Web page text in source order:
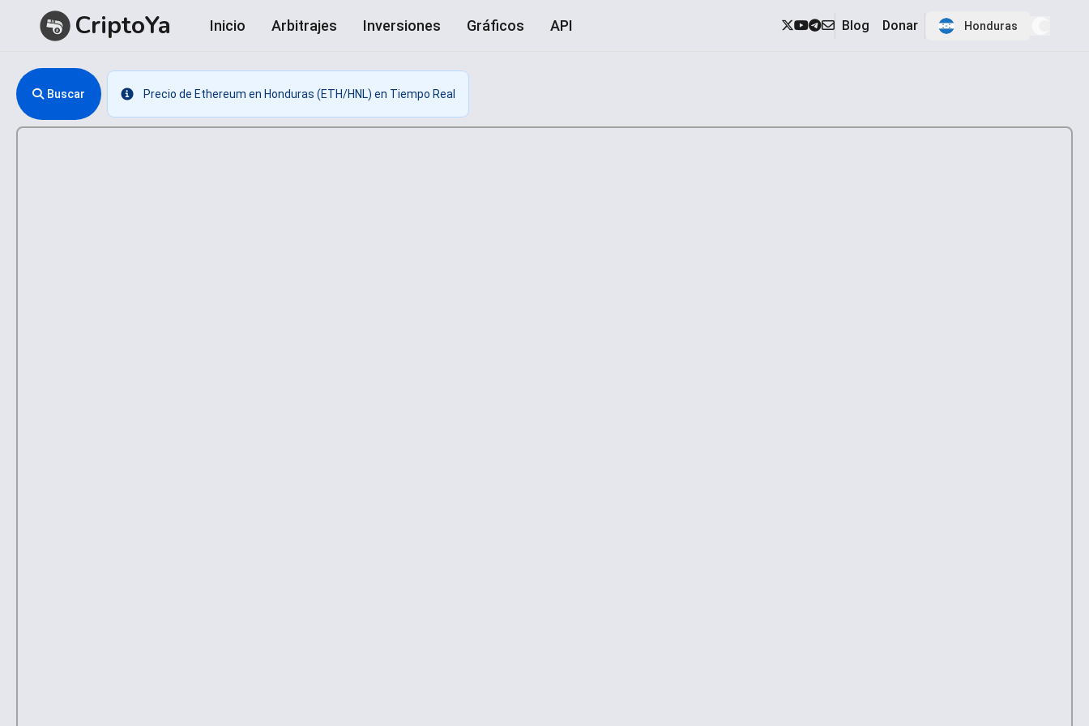
CriptoYa Inicio Arbitrajes Inversiones Gráficos API Blog Donar Honduras
Buscar
Info
Precio de Ethereum en Honduras (ETH/HNL) en Tiempo Real